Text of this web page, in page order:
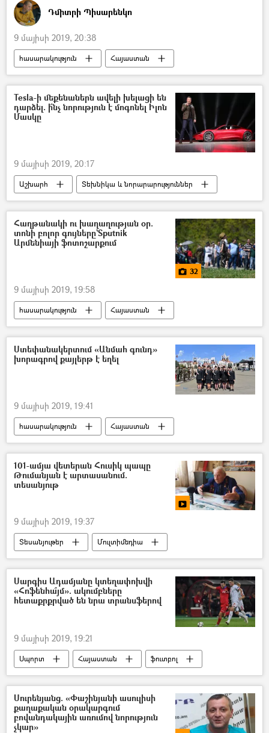
Դմիտրի Պիսարենկո
9 մայիսի 2019, 20:38
հասարակություն
Հայաստան
Հեղինակներ
առաջնագիծ
Սպանություն
Tesla-ի մեքենաներն ավելի խելացի են
դարձել. ի՞նչ նորություն է մոգոնել Իլոն
Մասկը
9 մայիսի 2019, 20:17
Աշխարհ Տեխնիկա և նորարարություններ
Հաղթանակի ու խաղաղության օր.
տոնի բոլոր գույները`Sputnik
Արմենիայի ֆոտոշարքում
32
9 մայիսի 2019, 19:58
հասարակություն
Հայաստան
մշակույթ
Լուսանկարներ
Մուլտիմեդիա
Հայրենական մեծ պատերազմ
Ստեփանակերտում «Անմահ գունդ»
խորագրով քայլերթ է եղել
9 մայիսի 2019, 19:41
հասարակություն Հայաստան
101-ամյա վետերան Հուսիկ պապը
Թումանյան է արտասանում.
տեսանյութ
9 մայիսի 2019, 19:37
Տեսանյութեր
Մուլտիմեդիա
Հովհաննես Թումանյան
Սարգիս Ադամյանը կտեղափոխվի
«Հոֆենհա՞յմ». ակումբները
հետաքրքրված են նրա տրանսֆերով
9 մայիսի 2019, 19:21
Սպորտ Հայաստան ֆուտբոլ
Սուրենյանց. «Փաշինյանի ասուլիսի
քաղաքական օրակարգում
բովանդակային առումով նորություն
չկար»